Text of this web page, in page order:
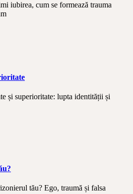
iubirea, cum se formează trauma
și superioritate: lupta identității și
tău? Ego, traumă și falsa